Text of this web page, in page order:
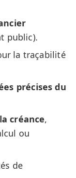
public).
la traçabilité
précises du
créance,
ou
de